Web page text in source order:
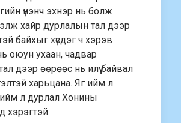
үнэнч эхнэр нь болж
хайр дурлалын тал дээр
байхыг хүсдэг ч хэрэв
оюун ухаан, чадвар
дээр өөрөөс нь илүү байвал
харьцана. Яг ийм л
л дурлал Хонины
хэрэгтэй.